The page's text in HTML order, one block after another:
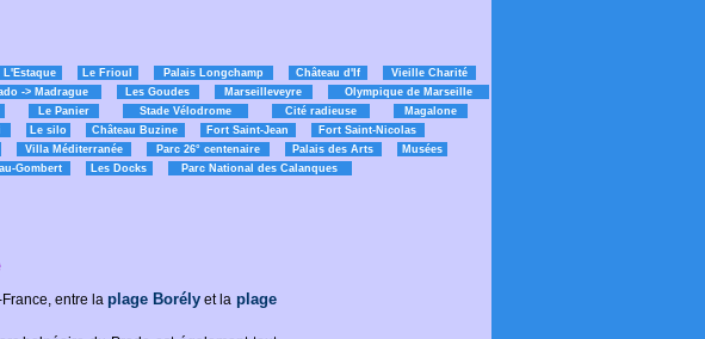
L'Estaque Le Frioul Palais Longchamp Château d'If
Vieille Charité
-> Madrague Les Goudes Marseilleveyre
Olympique de Marseille
Le Panier Stade Vélodrome Cité radieuse
Magalone
Le silo Château Buzine Fort Saint-Jean
Fort Saint-Nicolas
Villa Méditerranée Parc 26° centenaire Palais des Arts
Musées
Gombert Les Docks Parc National des Calanques
entre la plage Borély et la plage